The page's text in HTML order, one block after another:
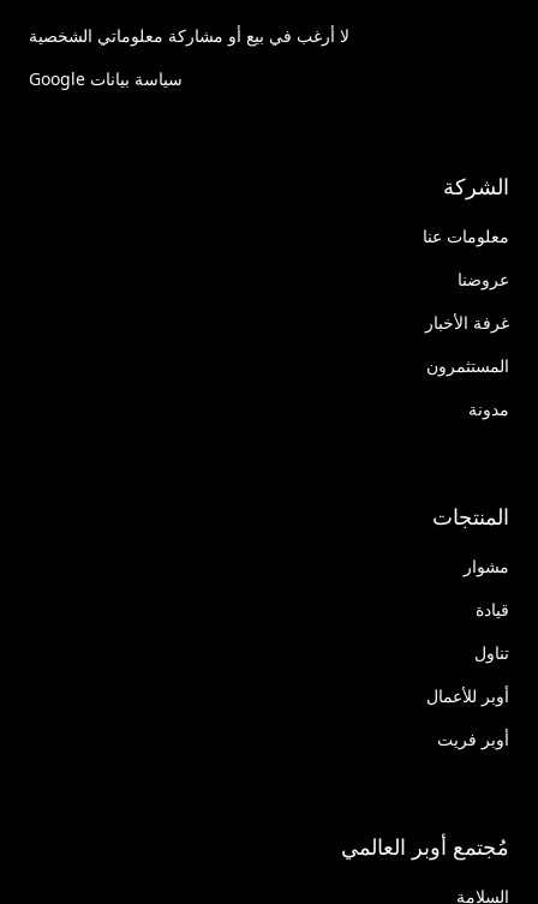
لا أرغب في بيع أو مشاركة معلوماتي الشخصية
سياسة بيانات Google
الشركة
معلومات عنا
عروضنا
غرفة الأخبار
المستثمرون
مدونة
المنتجات
مشوار
قيادة
تناول
أوبر للأعمال
أوبر فريت
مُجتمع أوبر العالمي
السلامة